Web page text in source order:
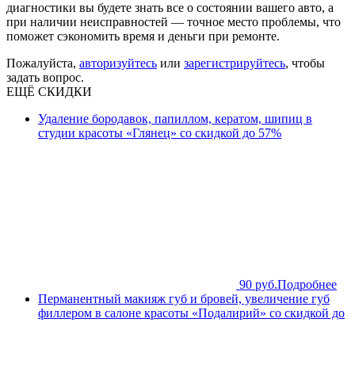
диагностики вы будете знать все о состоянии вашего авто, а
при наличии неисправностей — точное место проблемы, что
поможет сэкономить время и деньги при ремонте.
Пожалуйста, авторизуйтесь или зарегистрируйтесь, чтобы
задать вопрос.
ЕЩЁ СКИДКИ
Удаление бородавок, папиллом, кератом, шипиц в
студии красоты «Глянец» со скидкой до 57%
90 руб.Подробнее
Перманентный макияж губ и бровей, увеличение губ
филлером в салоне красоты «Подалирий» со скидкой до